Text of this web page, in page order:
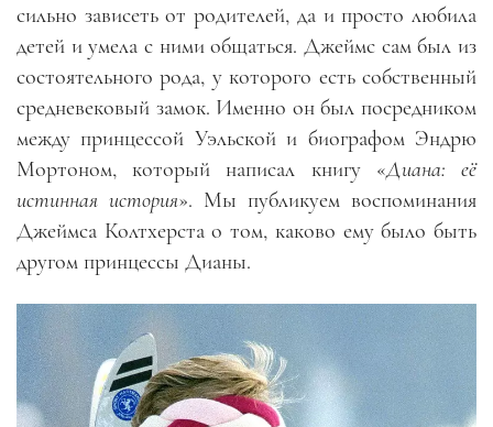
сильно зависеть от родителей, да и просто любила
детей и умела с ними общаться. Джеймс сам был из
состоятельного рода, у которого есть собственный
средневековый замок. Именно он был посредником
между принцессой Уэльской и биографом Эндрю
Мортоном, который написал книгу «Диана: её
истинная история». Мы публикуем воспоминания
Джеймса Колтхерста о том, каково ему было быть
другом принцессы Дианы.